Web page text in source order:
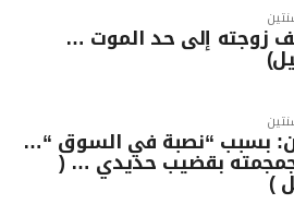
زوجته إلى حد الموت …
بسبب “نصبة في السوق “…
بقضيب حديدي … (
)